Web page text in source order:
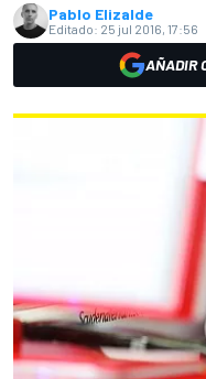
Pablo Elizalde
Editado: 25 jul 2016, 17:56
AÑADIR